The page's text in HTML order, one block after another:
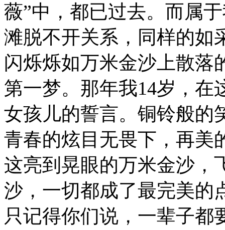
薇”中，都已过去。而属
滩脱不开关系，同样的如
闪烁烁如万米金沙上散
第一梦。那年我14岁，在
女孩儿的誓言。铜铃般的
青春的炫目无畏下，再美
这亮到晃眼的万米金沙，
沙，一切都成了最完美的
只记得你们说，一辈子都